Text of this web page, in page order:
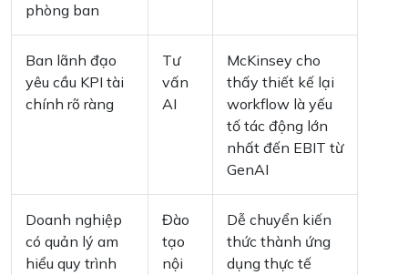
phòng ban
Ban lãnh đạo
yêu cầu KPI tài
chính rõ ràng
Tư
vấn
AI
McKinsey cho
thấy thiết kế lại
workflow là yếu
tố tác động lớn
nhất đến EBIT từ
GenAI
Doanh nghiệp
có quản lý am
hiểu quy trình
Đào
tạo
nội
Dễ chuyển kiến
thức thành ứng
dụng thực tế